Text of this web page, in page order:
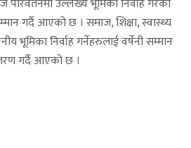
गर्दै आएको छ । समाज, शिक्षा, स्वास्थ्य
भूमिका निर्वाह गर्नेहरुलाई वर्षेनी सम्मान
गर्दै आएको छ ।